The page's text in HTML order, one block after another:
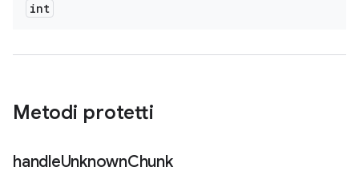
int
Metodi protetti
handleUnknownChunk